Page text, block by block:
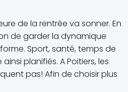
de la rentrée va sonner. En
de garder la dynamique
Sport, santé, temps de
planifiés. A Poitiers, les
pas! Afin de choisir plus